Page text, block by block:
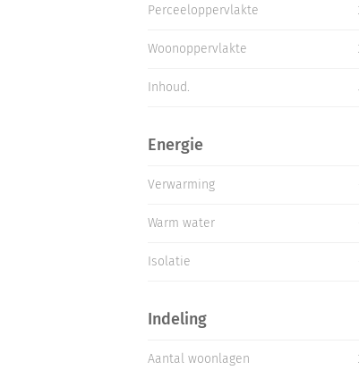
Perceeloppervlakte
Woonoppervlakte
Inhoud.
Energie
Verwarming
Warm water
Isolatie
Indeling
Aantal woonlagen